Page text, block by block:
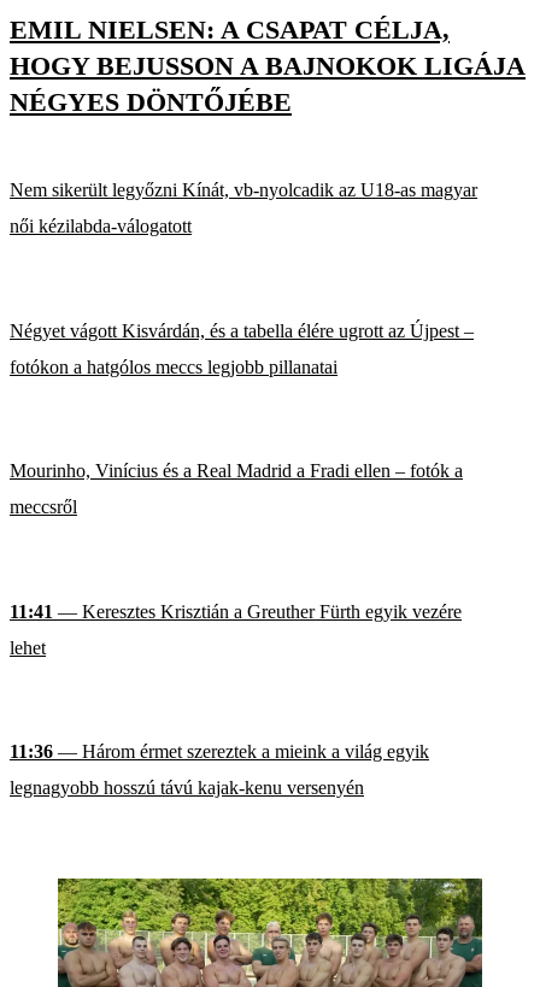
EMIL NIELSEN: A CSAPAT CÉLJA,
HOGY BEJUSSON A BAJNOKOK LIGÁJA
NÉGYES DÖNTŐJÉBE
Nem sikerült legyőzni Kínát, vb-nyolcadik az U18-as magyar
női kézilabda-válogatott
Négyet vágott Kisvárdán, és a tabella élére ugrott az Újpest –
fotókon a hatgólos meccs legjobb pillanatai
Mourinho, Vinícius és a Real Madrid a Fradi ellen – fotók a
meccsről
11:41 — Keresztes Krisztián a Greuther Fürth egyik vezére
lehet
11:36 — Három érmet szereztek a mieink a világ egyik
legnagyobb hosszú távú kajak-kenu versenyén